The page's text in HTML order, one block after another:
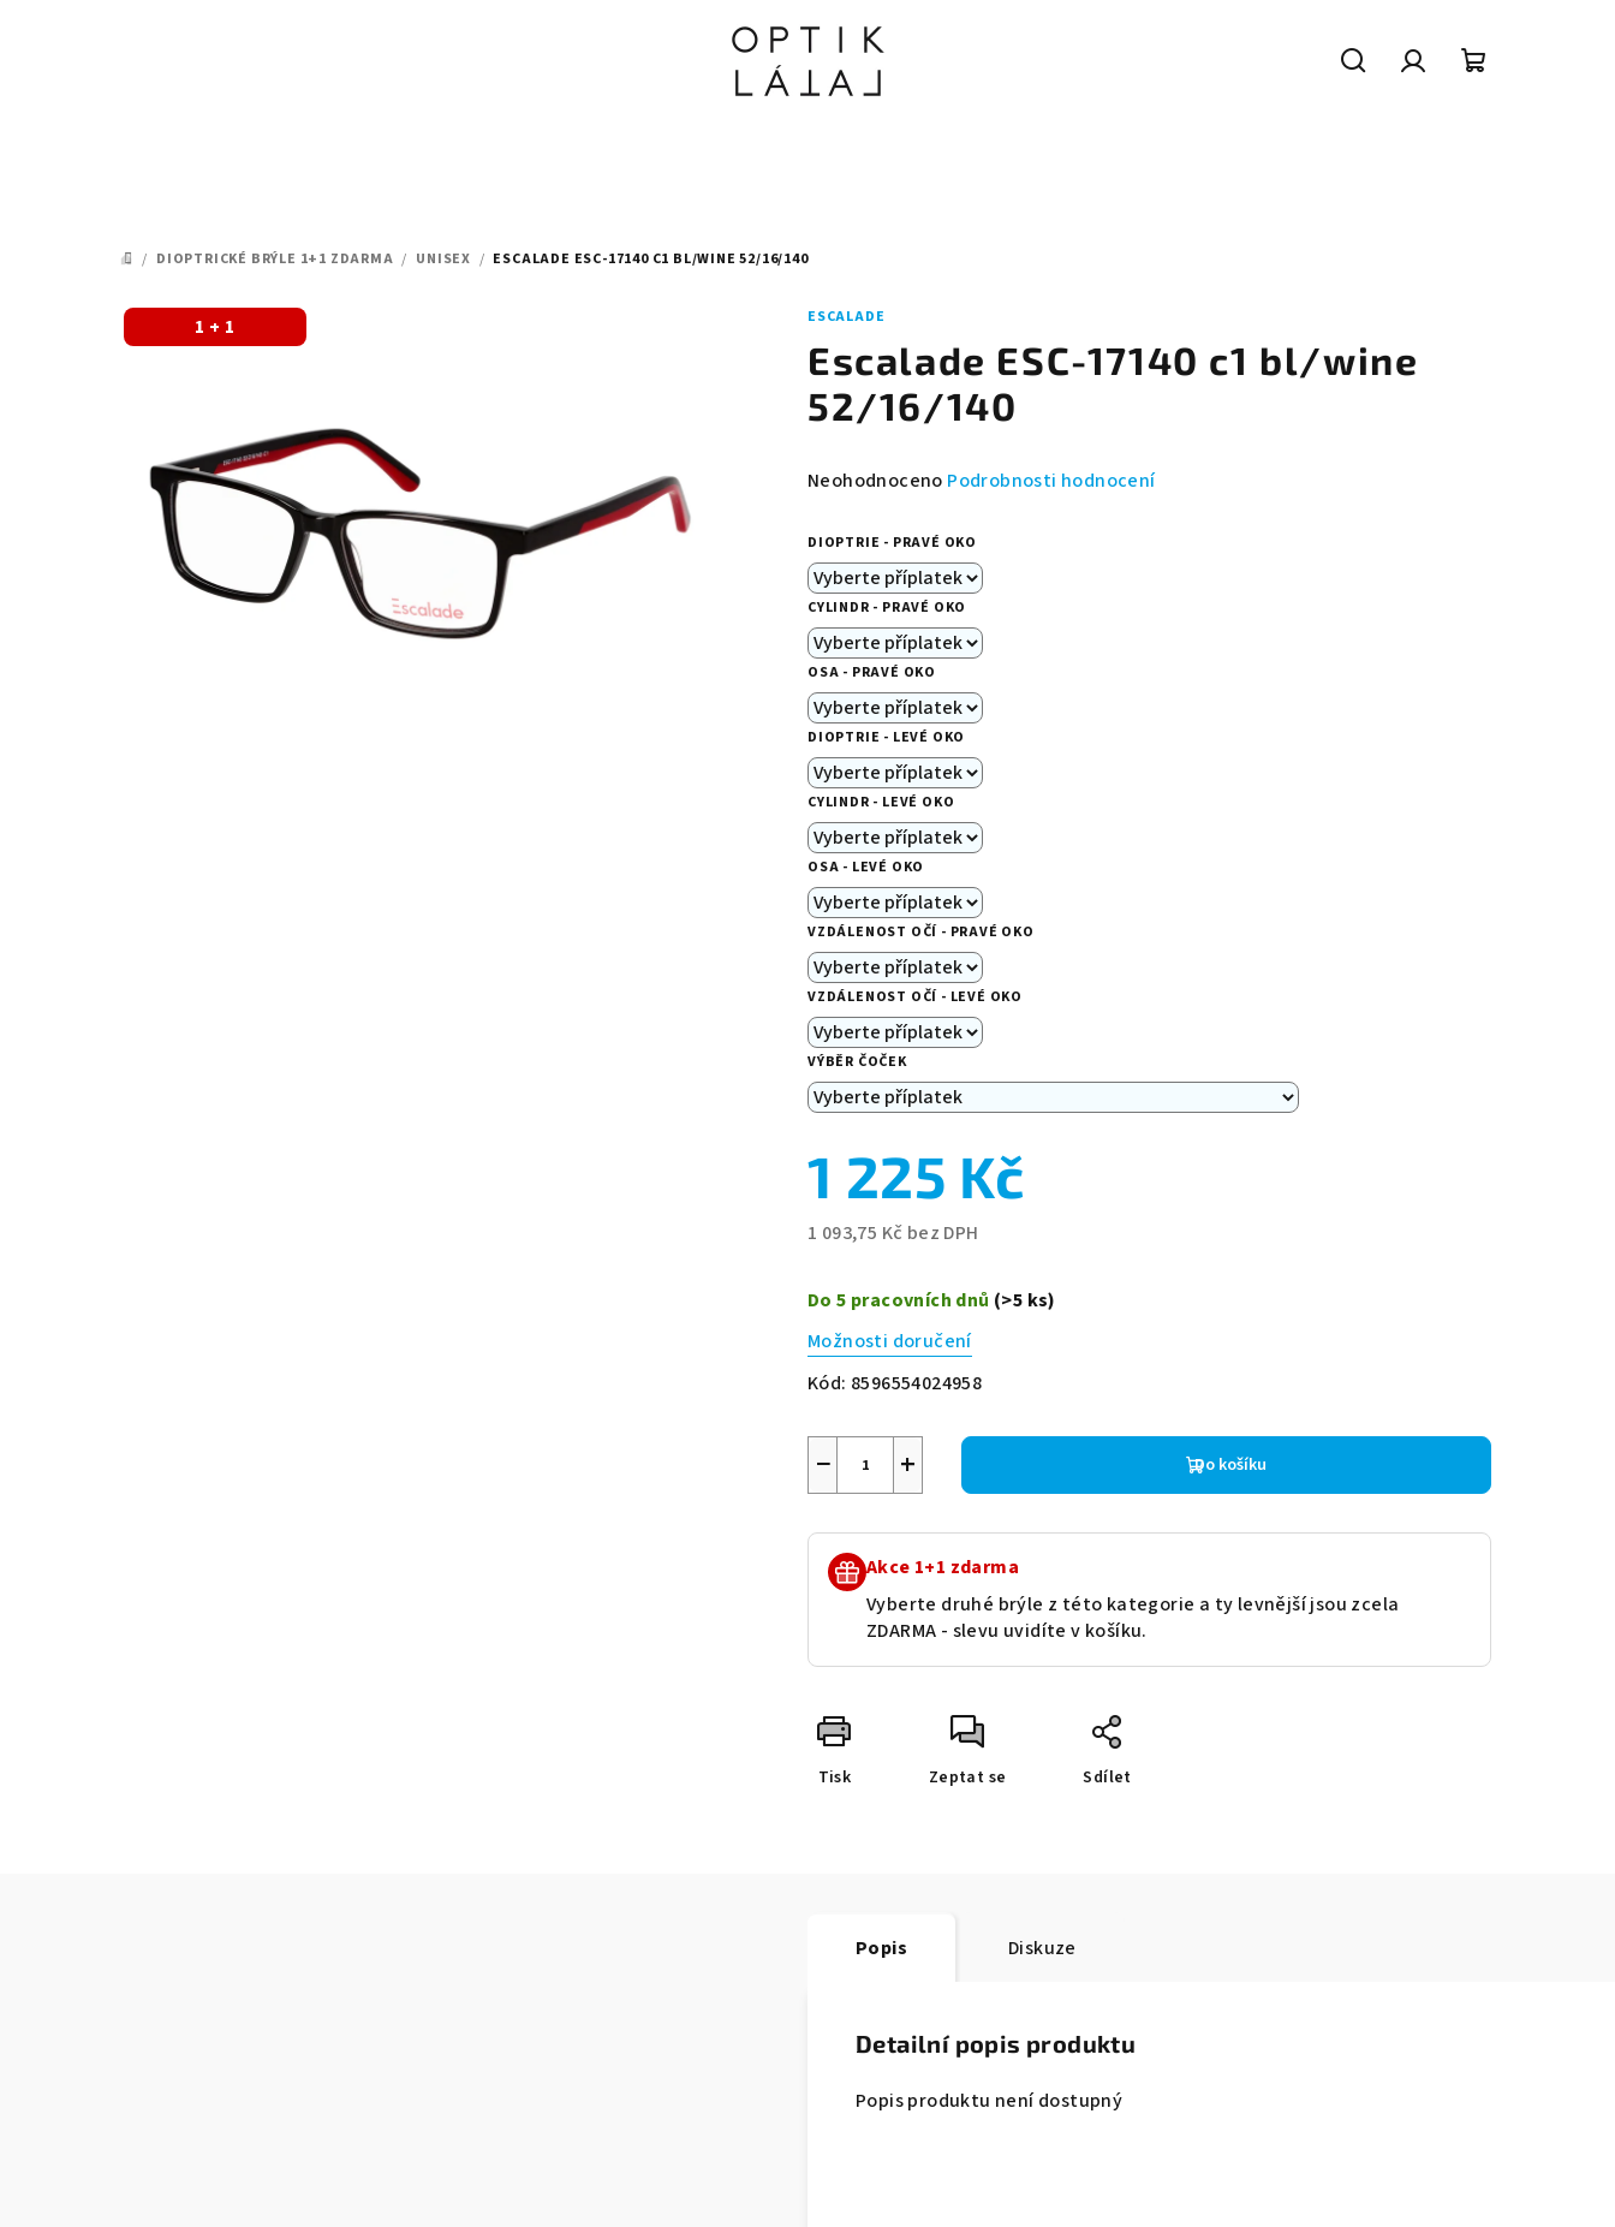
DOMŮ
/ DIOPTRICKÉ BRÝLE 1+1 ZDARMA / UNISEX / ESCALADE ESC-17140 C1 BL/WINE 52/16/140
ESCALADE
Escalade ESC-17140 c1 bl/wine
52/16/140
Průměrné
produktu
je
0,0
z
5
hvězdiček.
Neohodnoceno Podrobnosti hodnocení
DIOPTRIE - PRAVÉ OKO
CYLINDR - PRAVÉ OKO
OSA - PRAVÉ OKO
DIOPTRIE - LEVÉ OKO
CYLINDR - LEVÉ OKO
OSA - LEVÉ OKO
VZDÁLENOST OČÍ - PRAVÉ OKO
VZDÁLENOST OČÍ - LEVÉ OKO
VÝBĚR ČOČEK
1 225 Kč
1 093,75 Kč bez DPH
cena:
Do 5 pracovních dnů (>5 ks)
Možnosti doručení
Kód: 8596554024958
+
− Do košíku
Akce 1+1 zdarma
Vyberte druhé brýle z této kategorie a ty levnější jsou zcela
ZDARMA - slevu uvidíte v košíku.
Tisk Zeptat se Sdílet
1 + 1
Popis Diskuze
Detailní popis produktu
Popis produktu není dostupný